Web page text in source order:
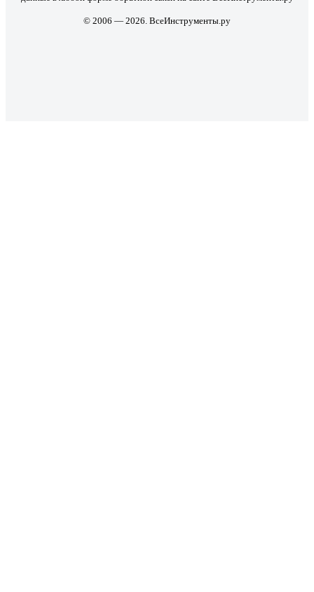
© 2006 — 2026. ВсеИнструменты.ру